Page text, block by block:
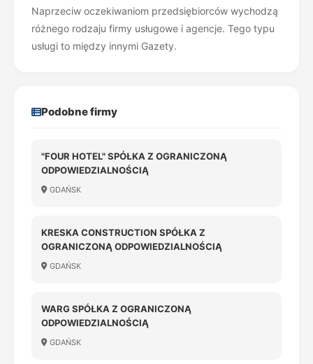
Naprzeciw oczekiwaniom przedsiębiorców wychodzą
różnego rodzaju firmy usługowe i agencje. Tego typu
usługi to między innymi Gazety.
Podobne firmy
"FOUR HOTEL" SPÓŁKA Z OGRANICZONĄ
ODPOWIEDZIALNOŚCIĄ
GDAŃSK
KRESKA CONSTRUCTION SPÓŁKA Z
OGRANICZONĄ ODPOWIEDZIALNOŚCIĄ
GDAŃSK
WARG SPÓŁKA Z OGRANICZONĄ
ODPOWIEDZIALNOŚCIĄ
GDAŃSK